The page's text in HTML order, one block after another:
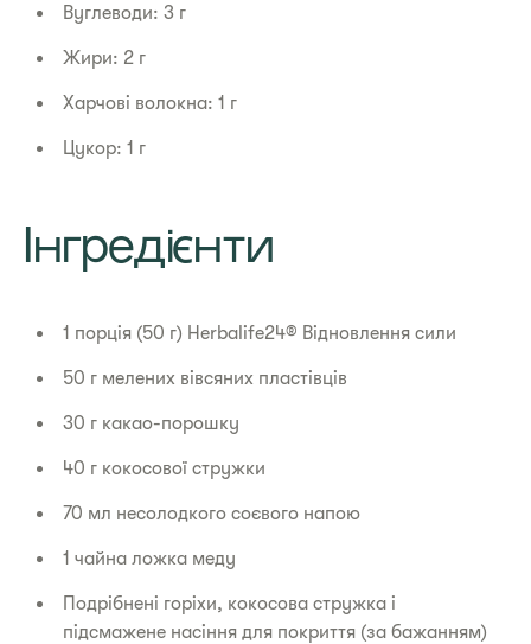
Вуглеводи: 3 г
Жири: 2 г
Харчові волокна: 1 г
Цукор: 1 г
​Інгредієнти
1 порція (50 г) Herbalife24® Відновлення сили
50 г мелених вівсяних пластівців
30 г какао-порошку
40 г кокосової стружки
70 мл несолодкого соєвого напою
1 чайна ложка меду
Подрібнені горіхи, кокосова стружка і
підсмажене насіння для покриття (за бажанням)